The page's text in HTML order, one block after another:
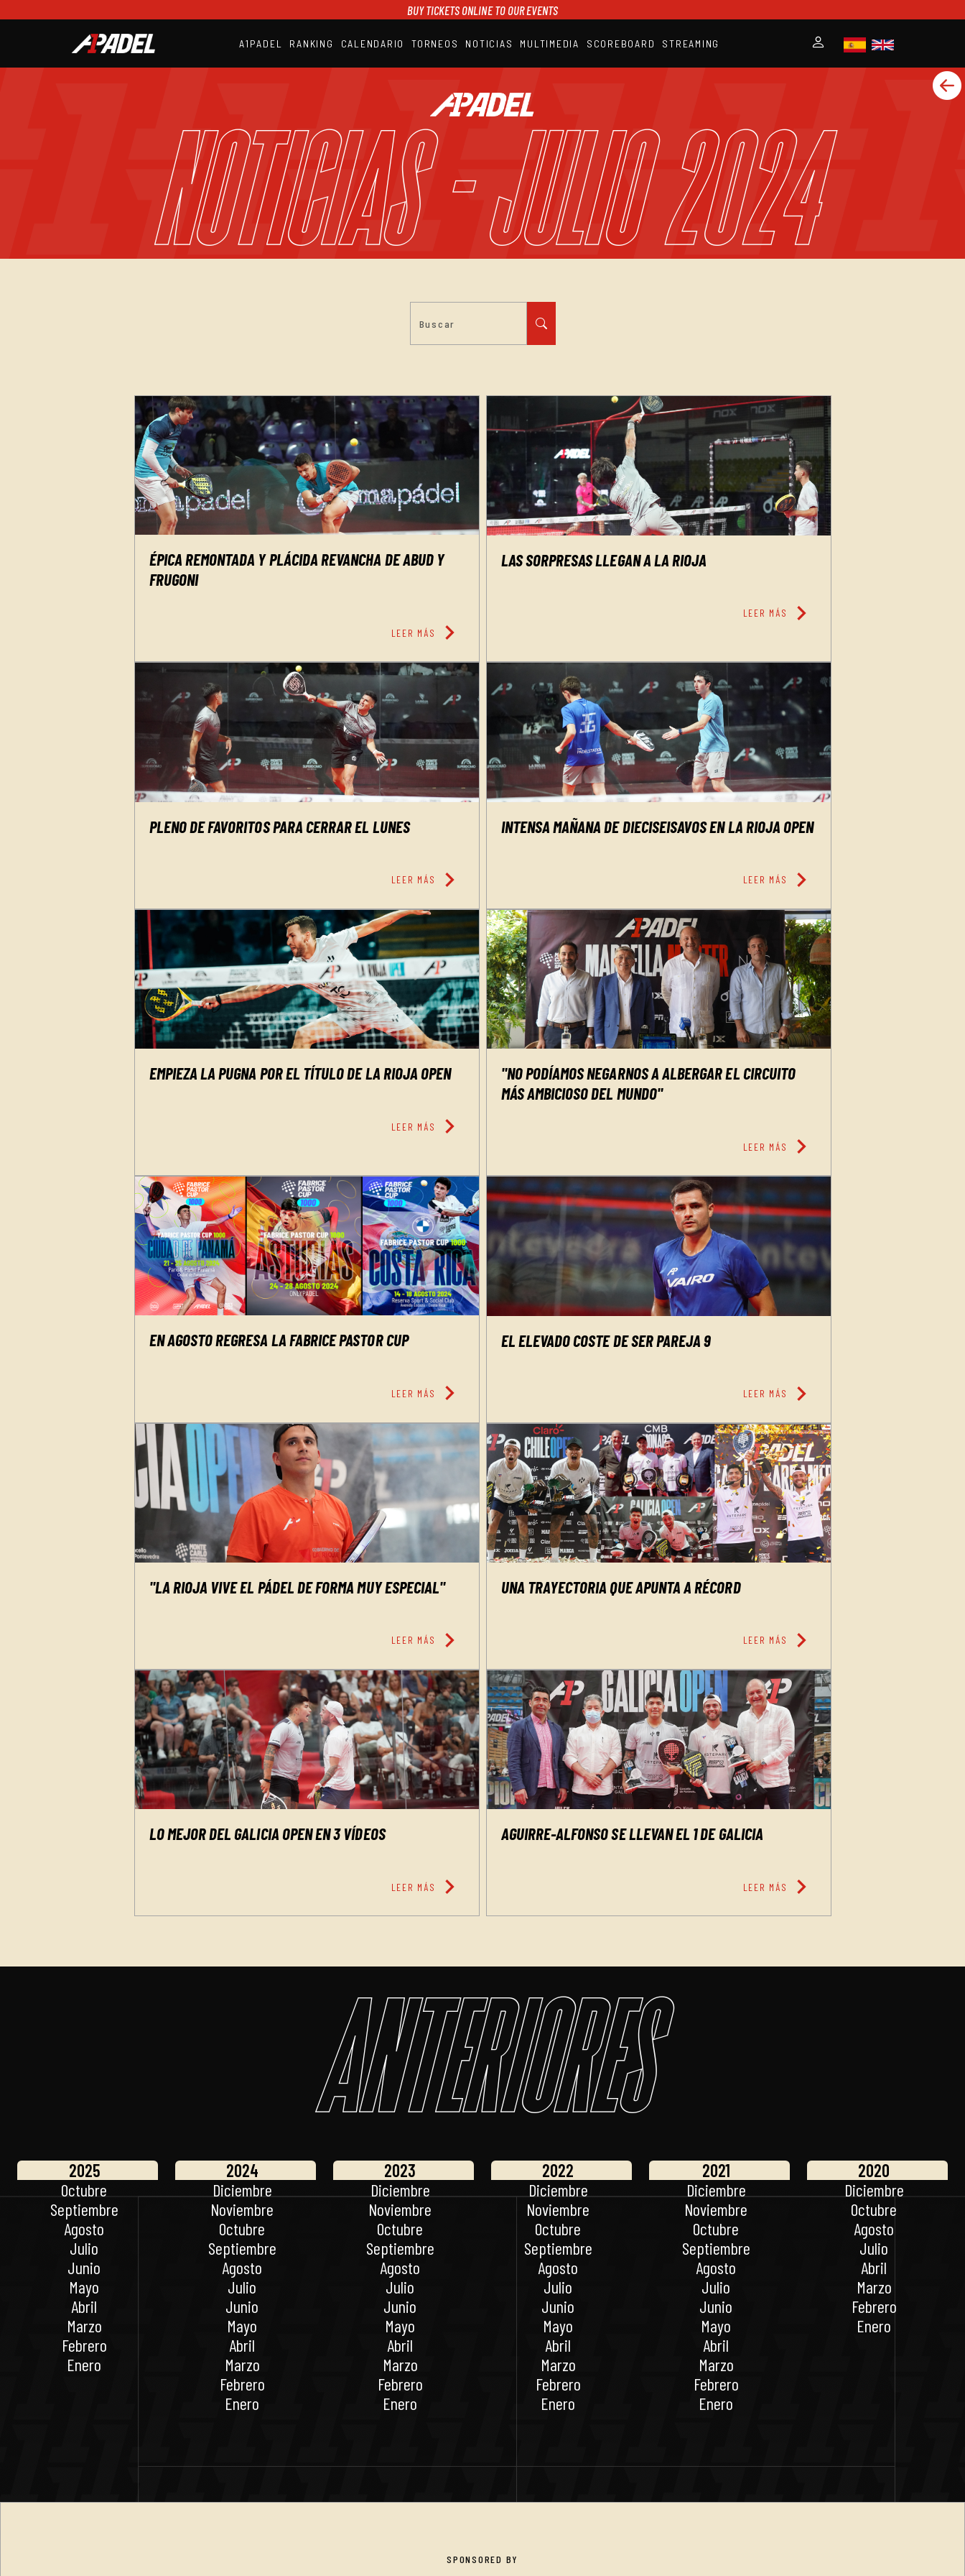
BUY TICKETS ONLINE TO OUR EVENTS
A1PADEL RANKING CALENDARIO TORNEOS NOTICIAS MULTIMEDIA SCOREBOARD STREAMING
CALENDARIO
TORNEOS
NOTICIAS - Julio 2024
ÉPICA REMONTADA Y PLÁCIDA REVANCHA DE ABUD Y
FRUGONI
LEER MÁS chevron_right
LAS SORPRESAS LLEGAN A LA RIOJA
LEER MÁS chevron_right
PLENO DE FAVORITOS PARA CERRAR EL LUNES
LEER MÁS chevron_right
INTENSA MAÑANA DE DIECISEISAVOS EN LA RIOJA OPEN
LEER MÁS chevron_right
EMPIEZA LA PUGNA POR EL TÍTULO DE LA RIOJA OPEN
LEER MÁS chevron_right
"NO PODÍAMOS NEGARNOS A ALBERGAR EL CIRCUITO
MÁS AMBICIOSO DEL MUNDO"
LEER MÁS chevron_right
EN AGOSTO REGRESA LA FABRICE PASTOR CUP
LEER MÁS chevron_right
EL ELEVADO COSTE DE SER PAREJA 9
LEER MÁS chevron_right
"LA RIOJA VIVE EL PÁDEL DE FORMA MUY ESPECIAL"
LEER MÁS chevron_right
UNA TRAYECTORIA QUE APUNTA A RÉCORD
LEER MÁS chevron_right
LO MEJOR DEL GALICIA OPEN EN 3 VÍDEOS
LEER MÁS chevron_right
AGUIRRE-ALFONSO SE LLEVAN EL 1 DE GALICIA
LEER MÁS chevron_right
Anteriores
2025
Octubre
Septiembre
Agosto
Julio
Junio
Mayo
Abril
Marzo
Febrero
Enero
2024
Diciembre
Noviembre
Octubre
Septiembre
Agosto
Julio
Junio
Mayo
Abril
Marzo
Febrero
Enero
2023
Diciembre
Noviembre
Octubre
Septiembre
Agosto
Julio
Junio
Mayo
Abril
Marzo
Febrero
Enero
2022
Diciembre
Noviembre
Octubre
Septiembre
Agosto
Julio
Junio
Mayo
Abril
Marzo
Febrero
Enero
2021
Diciembre
Noviembre
Octubre
Septiembre
Agosto
Julio
Junio
Mayo
Abril
Marzo
Febrero
Enero
2020
Diciembre
Octubre
Agosto
Julio
Abril
Marzo
Febrero
Enero
SPONSORED BY